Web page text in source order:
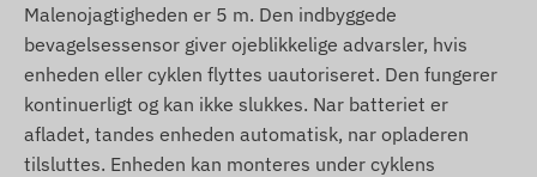
Malenojagtigheden er 5 m. Den indbyggede
bevagelsessensor giver ojeblikkelige advarsler, hvis
enheden eller cyklen flyttes uautoriseret. Den fungerer
kontinuerligt og kan ikke slukkes. Nar batteriet er
afladet, tandes enheden automatisk, nar opladeren
tilsluttes. Enheden kan monteres under cyklens